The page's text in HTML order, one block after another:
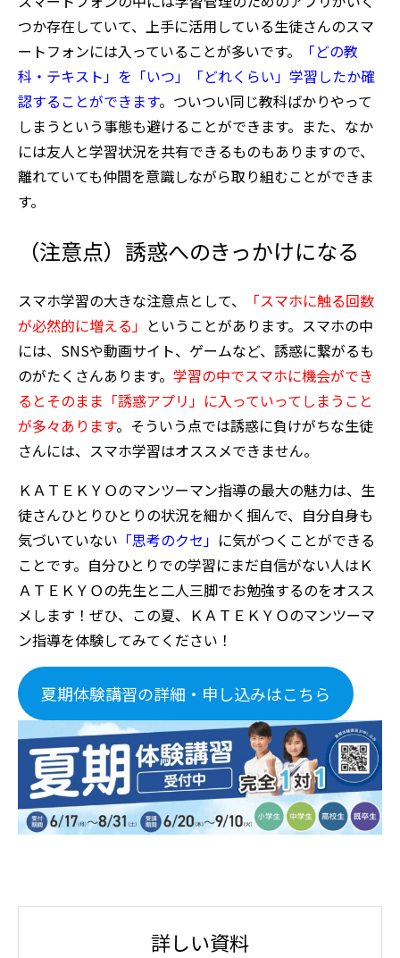
つか存在していて、上手に活用している生徒さんのスマ
ートフォンには入っていることが多いです。
「どの教
科・テキスト」を「いつ」「どれくらい」学習したか確
認することができます。ついつい同じ教科ばかりやって
しまうという事態も避けることができます。また、なか
には友人と学習状況を共有できるものもありますので、
離れていても仲間を意識しながら取り組むことができま
す。
（注意点）誘惑へのきっかけになる
スマホ学習の大きな注意点として、
「スマホに触る回数
が必然的に増える」 ということがあります。スマホの中
には、SNSや動画サイト、ゲームなど、誘惑に繋がるも
のがたくさんあります。 学習の中でスマホに機会ができ
るとそのまま「誘惑アプリ」に入っていってしまうこと
が多々あります。そういう点では誘惑に負けがちな生徒
さんには、スマホ学習はオススメできません。
ＫＡＴＥＫＹＯのマンツーマン指導の最大の魅力は、生
徒さんひとりひとりの状況を細かく掴んで、自分自身も
気づいていない 「思考のクセ」 に気がつくことができる
ことです。自分ひとりでの学習にまだ自信がない人はＫ
ＡＴＥＫＹＯの先生と二人三脚でお勉強するのをオスス
メします！ぜひ、この夏、ＫＡＴＥＫＹＯのマンツーマ
ン指導を体験してみてください！
夏期体験講習の詳細・申し込みはこちら
詳しい資料